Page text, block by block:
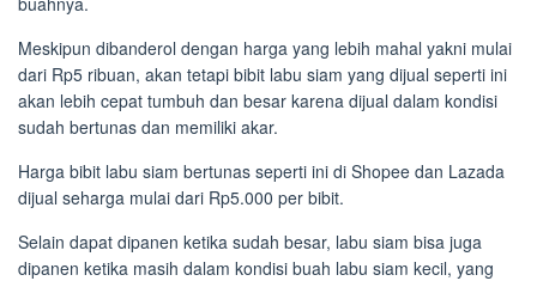
Meskipun dibanderol dengan harga yang lebih mahal yakni mulai
dari Rp5 ribuan, akan tetapi bibit labu siam yang dijual seperti ini
akan lebih cepat tumbuh dan besar karena dijual dalam kondisi
sudah bertunas dan memiliki akar.
Harga bibit labu siam bertunas seperti ini di Shopee dan Lazada
dijual seharga mulai dari Rp5.000 per bibit.
Selain dapat dipanen ketika sudah besar, labu siam bisa juga
dipanen ketika masih dalam kondisi buah labu siam kecil, yang